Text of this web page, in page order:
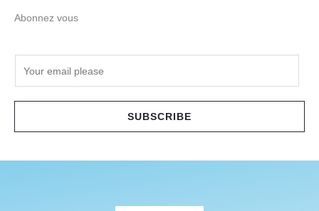
Abonnez vous
SUBSCRIBE